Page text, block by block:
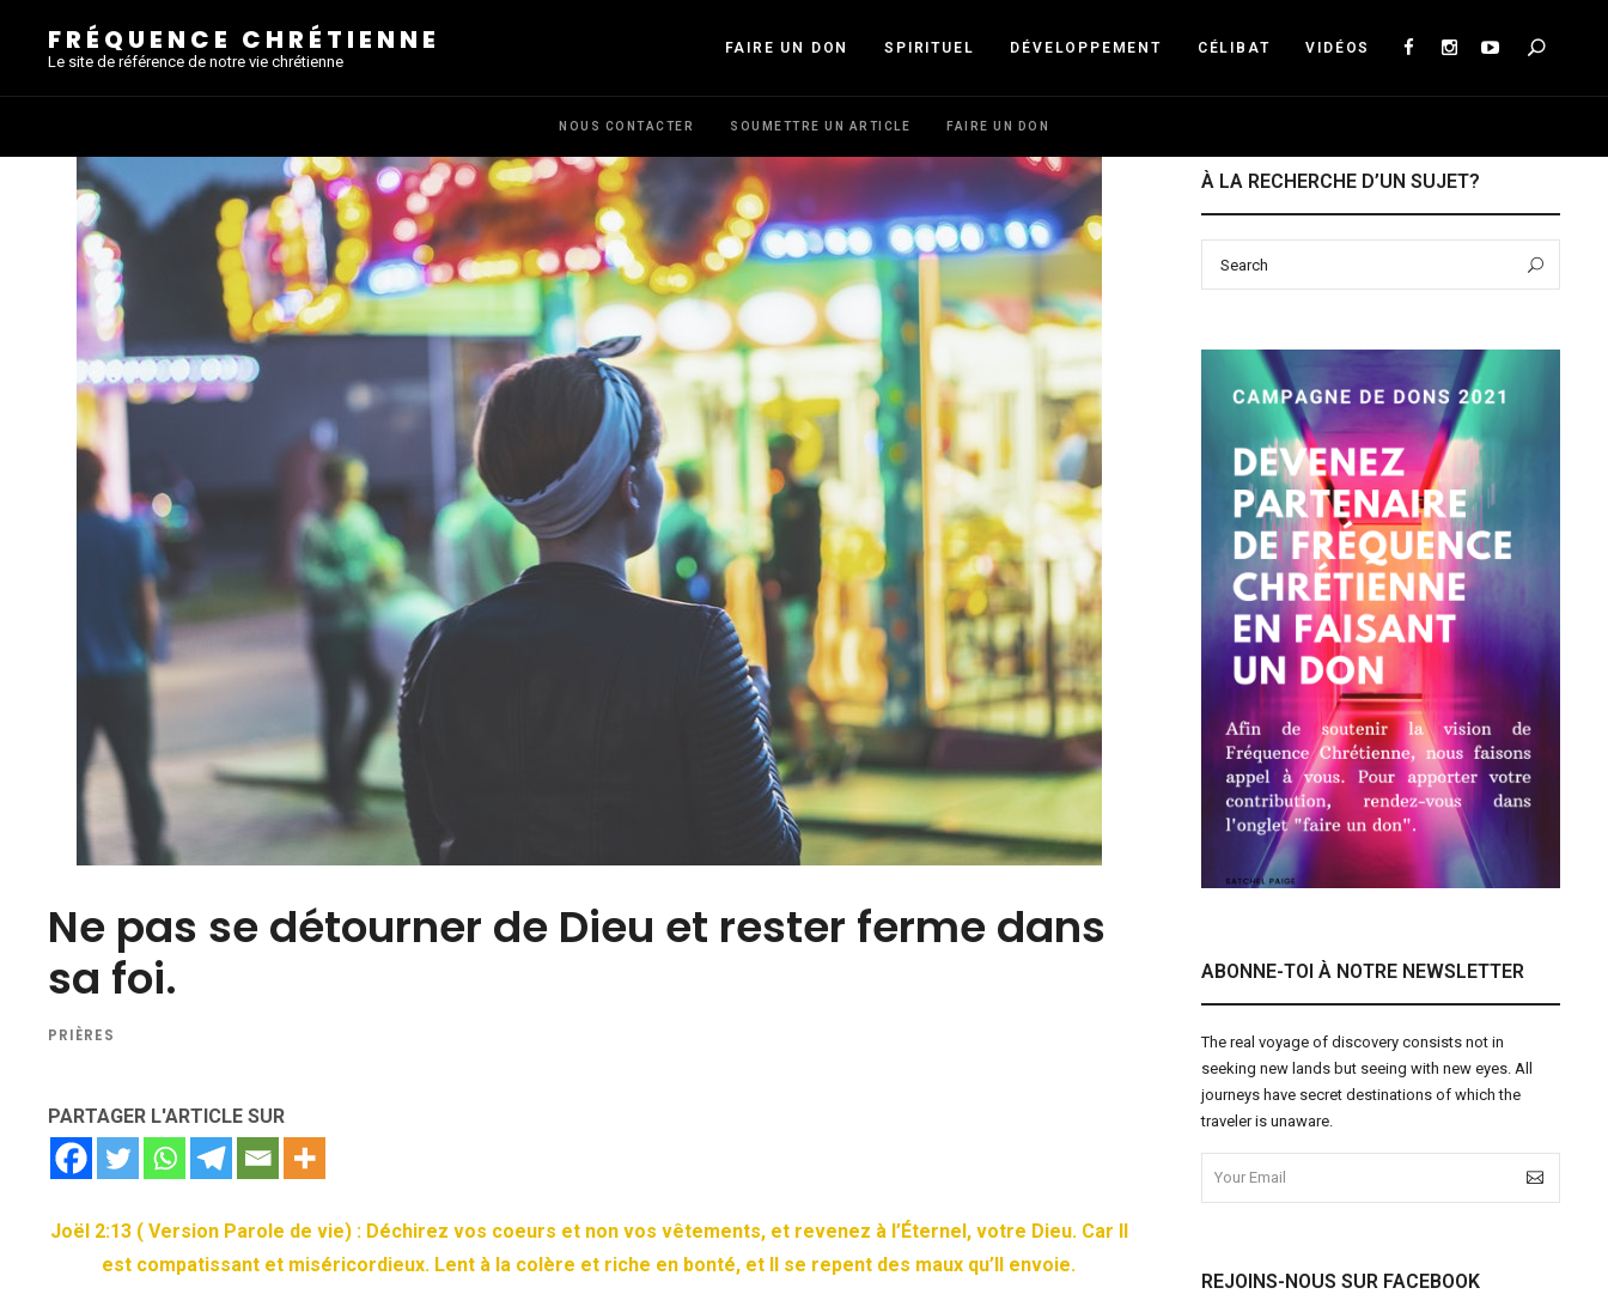
FRÉQUENCE CHRÉTIENNE
Le site de référence de notre vie chrétienne
FAIRE UN DON SPIRITUEL DÉVELOPPEMENT CÉLIBAT VIDÉOS
NOUS CONTACTER SOUMETTRE UN ARTICLE FAIRE UN DON
Ne pas se détourner de Dieu et rester ferme dans
sa foi.
PRIÈRES
PARTAGER L'ARTICLE SUR
Joël 2:13 ( Version Parole de vie) : Déchirez vos coeurs et non vos vêtements, et revenez à l’Éternel, votre Dieu. Car Il
est compatissant et miséricordieux. Lent à la colère et riche en bonté, et Il se repent des maux qu’Il envoie.
À LA RECHERCHE D’UN SUJET?
ABONNE-TOI À NOTRE NEWSLETTER
The real voyage of discovery consists not in
seeking new lands but seeing with new eyes. All
journeys have secret destinations of which the
traveler is unaware.
REJOINS-NOUS SUR FACEBOOK